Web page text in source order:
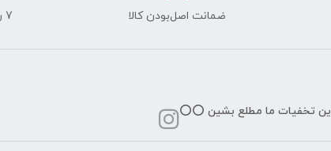
ضمانت اصل‌بودن کالا 7 روز ضمانت مرجوعی کالا
تخفیات ما مطلع بشین ⭕️⭕️